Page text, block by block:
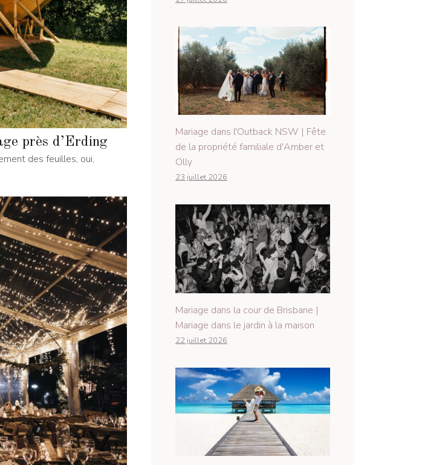
près d’Erding
des feuilles, oui,
Mariage dans l'Outback NSW | Fête
de la propriété familiale d'Amber et
Olly
23 juillet 2026
Mariage dans la cour de Brisbane |
Mariage dans le jardin à la maison
22 juillet 2026